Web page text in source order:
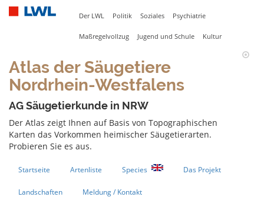
Der LWL Politik Soziales Psychiatrie
Maßregelvollzug Jugend und Schule Kultur
Atlas der Säugetiere
Nordrhein-Westfalens
AG Säugetierkunde in NRW
Der Atlas zeigt Ihnen auf Basis von Topographischen
Karten das Vorkommen heimischer Säugetierarten.
Probieren Sie es aus.
Startseite Artenliste Species Das Projekt
Landschaften Meldung / Kontakt